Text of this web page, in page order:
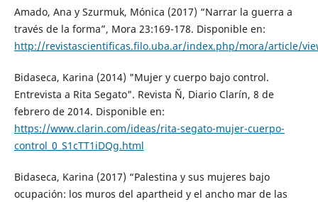
Amado, Ana y Szurmuk, Mónica (2017) “Narrar la guerra a
través de la forma”, Mora 23:169-178. Disponible en:
http://revistascientificas.filo.uba.ar/index.php/mora/article/
Bidaseca, Karina (2014) "Mujer y cuerpo bajo control.
Entrevista a Rita Segato". Revista Ñ, Diario Clarín, 8 de
febrero de 2014. Disponible en:
https://www.clarin.com/ideas/rita-segato-mujer-cuerpo-
control_0_S1cTT1iDQg.html
Bidaseca, Karina (2017) “Palestina y sus mujeres bajo
ocupación: los muros del apartheid y el ancho mar de las